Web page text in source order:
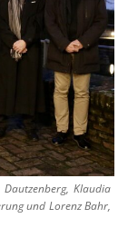
Dautzenberg, Klaudia
und Lorenz Bahr,